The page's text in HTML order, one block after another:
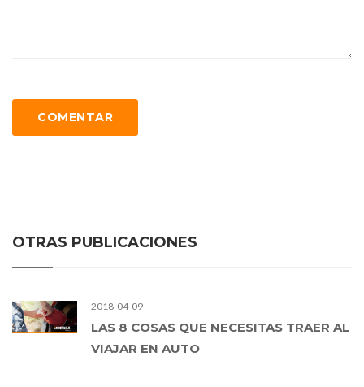
COMENTAR
OTRAS PUBLICACIONES
2018-04-09
LAS 8 COSAS QUE NECESITAS TRAER AL
VIAJAR EN AUTO